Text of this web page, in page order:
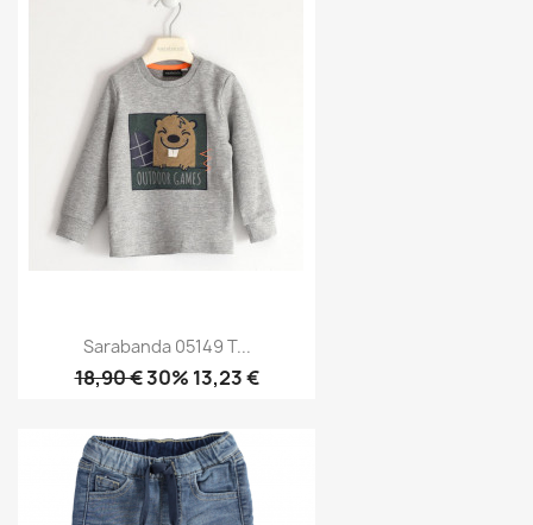
Sarabanda 05149 T...
18,90 €30% 13,23 €